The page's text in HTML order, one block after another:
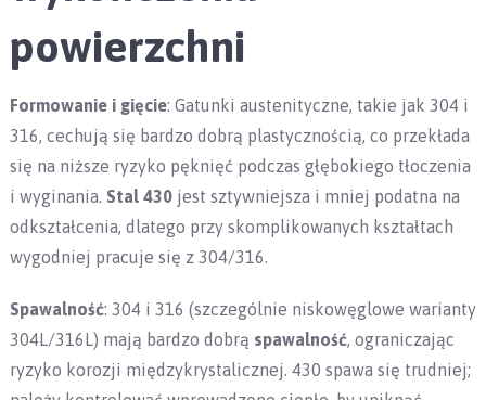
powierzchni
Formowanie i gięcie: Gatunki austenityczne, takie jak 304 i
316, cechują się bardzo dobrą plastycznością, co przekłada
się na niższe ryzyko pęknięć podczas głębokiego tłoczenia
i wyginania. Stal 430jest sztywniejsza i mniej podatna na
odkształcenia, dlatego przy skomplikowanych kształtach
wygodniej pracuje się z 304/316.
Spawalność: 304 i 316 (szczególnie niskowęglowe warianty
304L/316L) mają bardzo dobrą spawalność, ograniczając
ryzyko korozji międzykrystalicznej. 430 spawa się trudniej;